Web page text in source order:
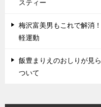
スティー
梅沢富美男もこれで解消
軽運動
飯豊まりえのおしりが見
ついて